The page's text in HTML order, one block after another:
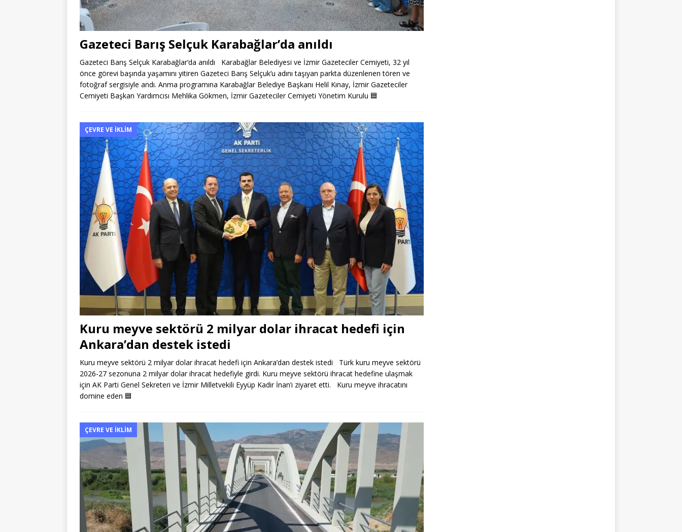
Gazeteci Barış Selçuk Karabağlar’da anıldı
Gazeteci Barış Selçuk Karabağlar‘da anıldı Karabağlar Belediyesi ve İzmir Gazeteciler Cemiyeti, 32 yıl
önce görevi başında yaşamını yitiren Gazeteci Barış Selçuk’u adını taşıyan parkta düzenlenen tören ve
fotoğraf sergisiyle andı. Anma programına Karabağlar Belediye Başkanı Helil Kınay, İzmir Gazeteciler
Cemiyeti Başkan Yardımcısı Mehlika Gökmen, İzmir Gazeteciler Cemiyeti Yönetim Kurulu 🟦
ÇEVRE VE İKLIM
Kuru meyve sektörü 2 milyar dolar ihracat hedefi için
Ankara’dan destek istedi
Kuru meyve sektörü 2 milyar dolar ihracat hedefi için Ankara’dan destek istedi Türk kuru meyve sektörü
2026-27 sezonuna 2 milyar dolar ihracat hedefiyle girdi. Kuru meyve sektörü ihracat hedefine ulaşmak
için AK Parti Genel Sekreteri ve İzmir Milletvekili Eyyüp Kadir İnan’ı ziyaret etti. Kuru meyve ihracatını
domine eden 🟦
ÇEVRE VE İKLIM